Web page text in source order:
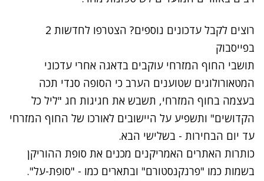
רוצים לקבל עדכונים נוספים? הצטרפו לחדשות 2
בפייסבוק
תושבי החוף המזרחי עוקבים בדאגה אחרי עדכוני
המטאורולוגים שטוענים הערב כי הסופה סנדי תכה
בעצמה בחוף המזרחי, תשבש את חגיגות חג "ליל כל
הקדושים" ותשפיע על היישובים לאורכו של החוף המזרחי
עד יום הבחירות - בשלישי הבא.
כותרות האתרים האמריקנים מכנים את סופת ההוריקן
בשמות כמו "פרנקנסטורם" ובתארים כמו - "סופת-על".